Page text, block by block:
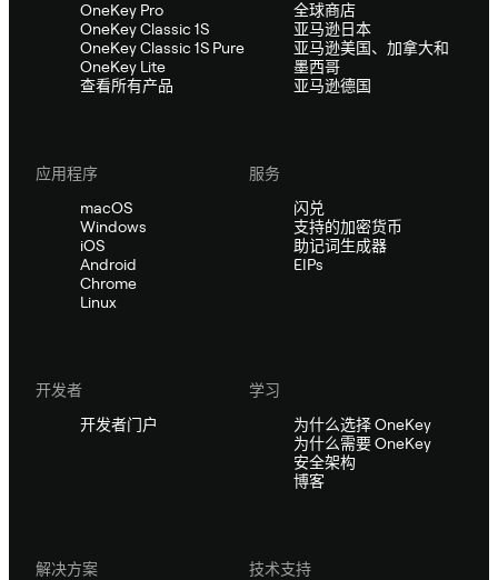
OneKey Pro
OneKey Classic 1S
OneKey Classic 1S Pure
OneKey Lite
查看所有产品
全球商店
亚马逊日本
亚马逊美国、加拿大和
墨西哥
亚马逊德国
应用程序
macOS
Windows
iOS
Android
Chrome
Linux
服务
闪兑
支持的加密货币
助记词生成器
EIPs
开发者
开发者门户
学习
为什么选择 OneKey
为什么需要 OneKey
安全架构
博客
解决方案
技术支持